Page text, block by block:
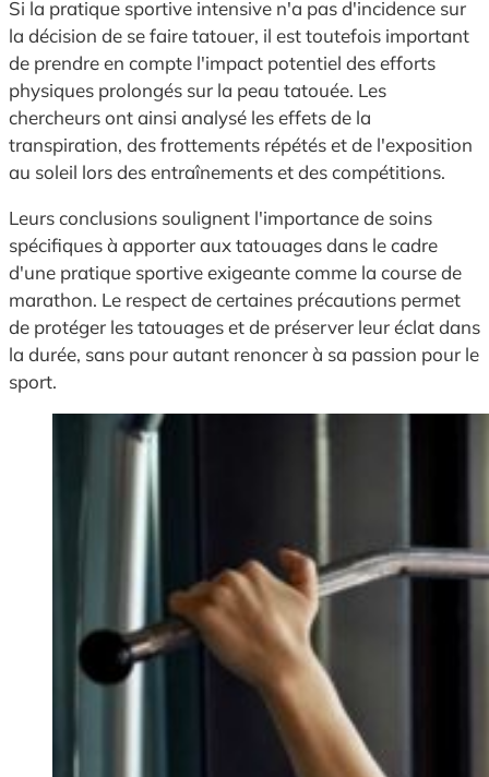
Si la pratique sportive intensive n'a pas d'incidence sur
la décision de se faire tatouer, il est toutefois important
de prendre en compte l'impact potentiel des efforts
physiques prolongés sur la peau tatouée. Les
chercheurs ont ainsi analysé les effets de la
transpiration, des frottements répétés et de l'exposition
au soleil lors des entraînements et des compétitions.
Leurs conclusions soulignent l'importance de soins
spécifiques à apporter aux tatouages dans le cadre
d'une pratique sportive exigeante comme la course de
marathon. Le respect de certaines précautions permet
de protéger les tatouages et de préserver leur éclat dans
la durée, sans pour autant renoncer à sa passion pour le
sport.